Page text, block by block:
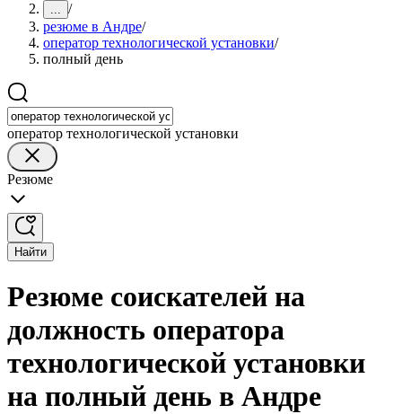
... /
резюме в Андре/
оператор технологической установки/
полный день
оператор технологической установки
Резюме
Найти
Резюме соискателей на
должность оператора
технологической установки
на полный день в Андре